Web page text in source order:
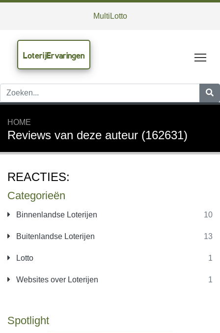
MultiLotto
LoterijErvaringen
HOME
Reviews van deze auteur (162631)
Categorieën
Binnenlandse Loterijen 10
Buitenlandse Loterijen 13
Lotto 1
Websites over Loterijen 1
Spotlight
REACTIES: